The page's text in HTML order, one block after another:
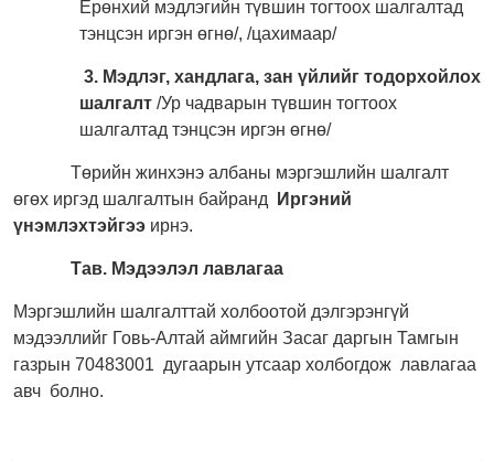
Ерөнхий мэдлэгийн түвшин тогтоох шалгалтад
тэнцсэн иргэн өгнө/, /цахимаар/
3. Мэдлэг, хандлага, зан үйлийг тодорхойлох
шалгалт /Ур чадварын түвшин тогтоох
шалгалтад тэнцсэн иргэн өгнө/
Төрийн жинхэнэ албаны мэргэшлийн шалгалт
өгөх иргэд шалгалтын байранд
Иргэний
үнэмлэхтэйгээ ирнэ.
Тав. Мэдээлэл лавлагаа
Мэргэшлийн шалгалттай холбоотой дэлгэрэнгүй
мэдээллийг Говь-Алтай аймгийн Засаг даргын Тамгын
газрын 70483001 дугаарын утсаар холбогдож лавлагаа
авч болно.